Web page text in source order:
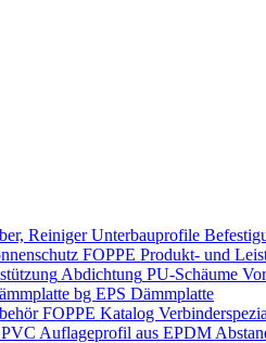
Reiniger Unterbauprofile
FOPPE Produkt- und
Abdichtung PU-Schäume
bg EPS Dämmplatte
FOPPE Katalog
Auflageprofil aus EPDM